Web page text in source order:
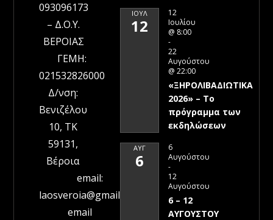
093096173
– Δ.Ο.Υ.
ΒΕΡΟΙΑΣ
ΓΕΜΗ:
021532826000
Δ/νση:
Βενιζέλου
10, ΤΚ
59131,
Βέροια
email:
laosveroia@gmail.com
email
ΙΟΎΛ
12
12
Ιουλίου
@ 8:00
-
22
Αυγούστου
@ 22:00
«ΞΗΡΟΛΙΒΑΔΙΩΤΙΚΑ
2026» – To
πρόγραμμα των
εκδηλώσεων
ΑΥΓ
6
6
Αυγούστου
-
12
Αυγούστου
6 – 12
ΑΥΓΟΥΣΤΟΥ